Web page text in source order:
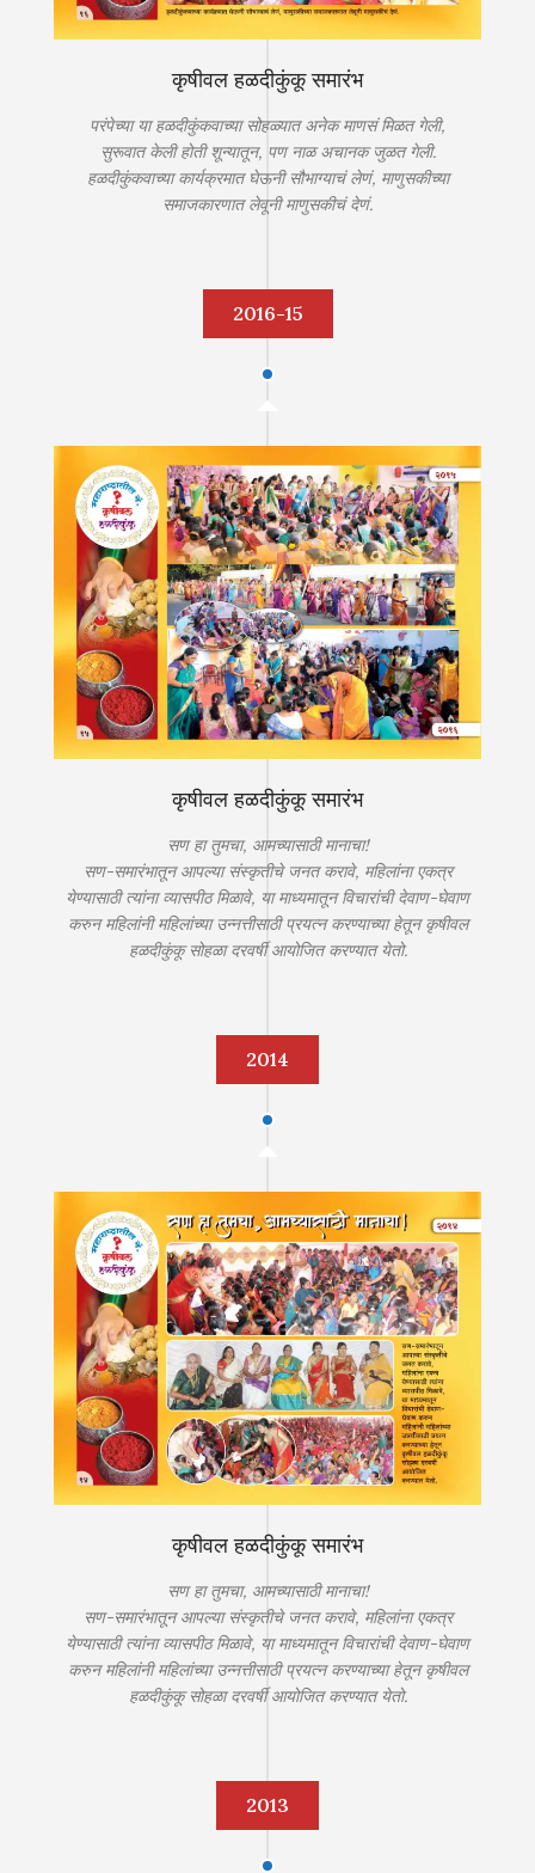
कृषीवल हळदीकुंकू समारंभ
परंपेच्या या हळदीकुंकवाच्या सोहळ्यात अनेक माणसं मिळत गेली,
सुरूवात केली होती शून्यातून, पण नाळ अचानक जुळत गेली.
हळदीकुंकवाच्या कार्यक्रमात घेऊनी सौभाग्याचं लेणं, माणुसकीच्या
समाजकारणात लेवूनी माणुसकीचं देणं.
2016-15
कृषीवल हळदीकुंकू समारंभ
सण हा तुमचा, आमच्यासाठी मानाचा!
सण-समारंभातून आपल्या संस्कृतीचे जनत करावे, महिलांना एकत्र
येण्यासाठी त्यांना व्यासपीठ मिळावे, या माध्यमातून विचारांची देवाण-घेवाण
करुन महिलांनी महिलांच्या उन्नत्तीसाठी प्रयत्न करण्याच्या हेतून कृषीवल
हळदीकुंकू सोहळा दरवर्षी आयोजित करण्यात येतो.
2014
कृषीवल हळदीकुंकू समारंभ
सण हा तुमचा, आमच्यासाठी मानाचा!
सण-समारंभातून आपल्या संस्कृतीचे जनत करावे, महिलांना एकत्र
येण्यासाठी त्यांना व्यासपीठ मिळावे, या माध्यमातून विचारांची देवाण-घेवाण
करुन महिलांनी महिलांच्या उन्नत्तीसाठी प्रयत्न करण्याच्या हेतून कृषीवल
हळदीकुंकू सोहळा दरवर्षी आयोजित करण्यात येतो.
2013